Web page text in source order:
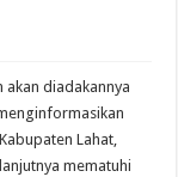
akan diadakannya
Lahat,
mematuhi